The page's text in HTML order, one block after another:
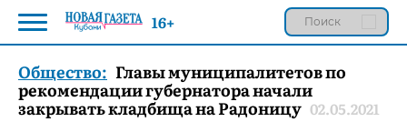
Общество: Главы муниципалитетов по
рекомендации губернатора начали
закрывать кладбища на Радоницу 02.05.2021
16+